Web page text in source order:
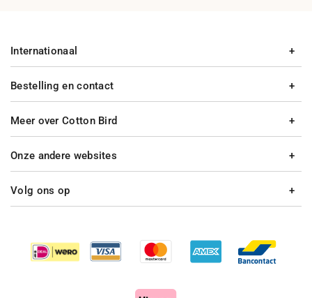
Bestelling en contact
Meer over Cotton Bird
Internationaal
Onze andere websites
Volg ons op